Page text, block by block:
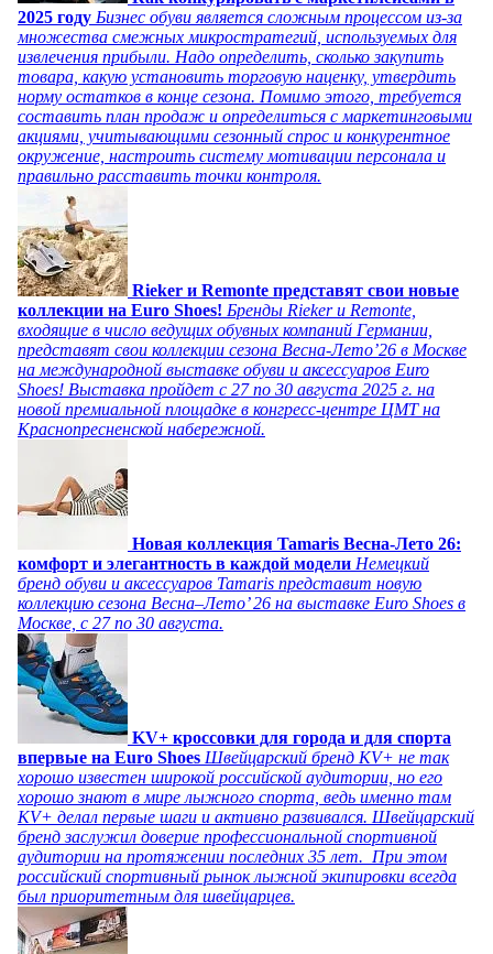
2025 году Бизнес обуви является сложным процессом из-за
множества смежных микростратегий, используемых для
извлечения прибыли. Надо определить, сколько закупить
товара, какую установить торговую наценку, утвердить
норму остатков в конце сезона. Помимо этого, требуется
составить план продаж и определиться с маркетинговыми
акциями, учитывающими сезонный спрос и конкурентное
окружение, настроить систему мотивации персонала и
правильно расставить точки контроля.
Rieker и Remonte представят свои новые
коллекции на Euro Shoes! Бренды Rieker и Remonte,
входящие в число ведущих обувных компаний Германии,
представят свои коллекции сезона Весна-Лето’26 в Москве
на международной выставке обуви и аксессуаров Euro
Shoes! Выставка пройдет c 27 по 30 августа 2025 г. на
новой премиальной площадке в конгресс-центре ЦМТ на
Краснопресненской набережной.
Новая коллекция Tamaris Весна-Лето 26:
комфорт и элегантность в каждой модели Немецкий
бренд обуви и аксессуаров Tamaris представит новую
коллекцию сезона Весна–Лето’ 26 на выставке Euro Shoes в
Москве, с 27 по 30 августа.
KV+ кроссовки для города и для спорта
впервые на Euro Shoes Швейцарский бренд KV+ не так
хорошо известен широкой российской аудитории, но его
хорошо знают в мире лыжного спорта, ведь именно там
KV+ делал первые шаги и активно развивался. Швейцарский
бренд заслужил доверие профессиональной спортивной
аудитории на протяжении последних 35 лет. При этом
российский спортивный рынок лыжной экипировки всегда
был приоритетным для швейцарцев.